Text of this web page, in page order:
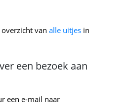
van alle uitjes in
een bezoek aan
een e-mail naar